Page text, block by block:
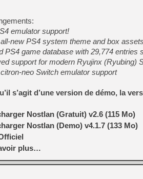
emulator support!
new PS4 system theme and box assets
PS4 game database with 29,774 entries
support for modern Ryujinx (Ryubing)
neo Switch emulator support
s’agit d’une version de démo, la
Nostlan (Gratuit) v2.6 (115 Mo)
Nostlan (Demo) v4.1.7 (133 Mo)
plus…